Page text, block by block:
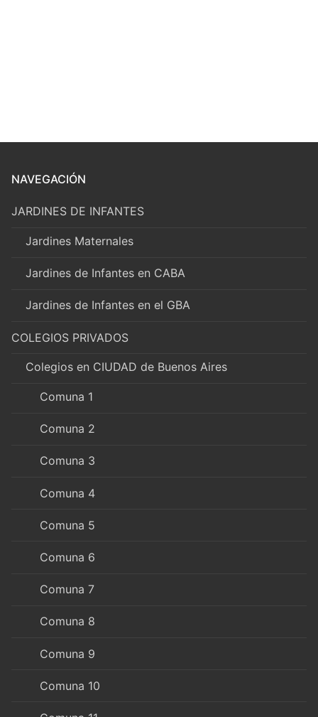
NAVEGACIÓN
JARDINES DE INFANTES
Jardines Maternales
Jardines de Infantes en CABA
Jardines de Infantes en el GBA
COLEGIOS PRIVADOS
Colegios en CIUDAD de Buenos Aires
Comuna 1
Comuna 2
Comuna 3
Comuna 4
Comuna 5
Comuna 6
Comuna 7
Comuna 8
Comuna 9
Comuna 10